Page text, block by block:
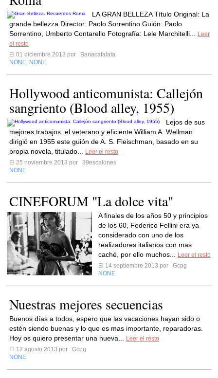
LA GRAN BELLEZA Título Original: La
grande bellezza Director: Paolo Sorrentino Guión: Paolo
Sorrentino, Umberto Contarello Fotografía: Lele Marchitelli...
Leer
el resto
El 01 diciembre 2013 por
Banacafalata
NONE NONE
Hollywood anticomunista: Callejón
sangriento (Blood alley, 1955)
Lejos de sus
mejores trabajos, el veterano y eficiente William A. Wellman
dirigió en 1955 este guión de A. S. Fleischman, basado en su
propia novela, titulado...
Leer el resto
El 25 noviembre 2013 por
39escalones
NONE
CINEFORUM "La dolce vita"
A finales de los años 50 y principios
de los 60, Federico Fellini era ya
considerado con uno de los
realizadores italianos con mas
caché, por ello muchos...
Leer el resto
El 14 septiembre 2013 por
Gcpg
NONE
Nuestras mejores secuencias
Buenos días a todos, espero que las vacaciones hayan sido o
estén siendo buenas y lo que es mas importante, reparadoras.
Hoy os quiero presentar una nueva...
Leer el resto
El 12 agosto 2013 por
Gcpg
NONE